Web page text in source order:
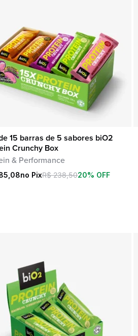
COMPRA RÁPIDA
15 barras de 5 sabores biO2
Crunchy Box
& Performance
R$238,5020% OFF